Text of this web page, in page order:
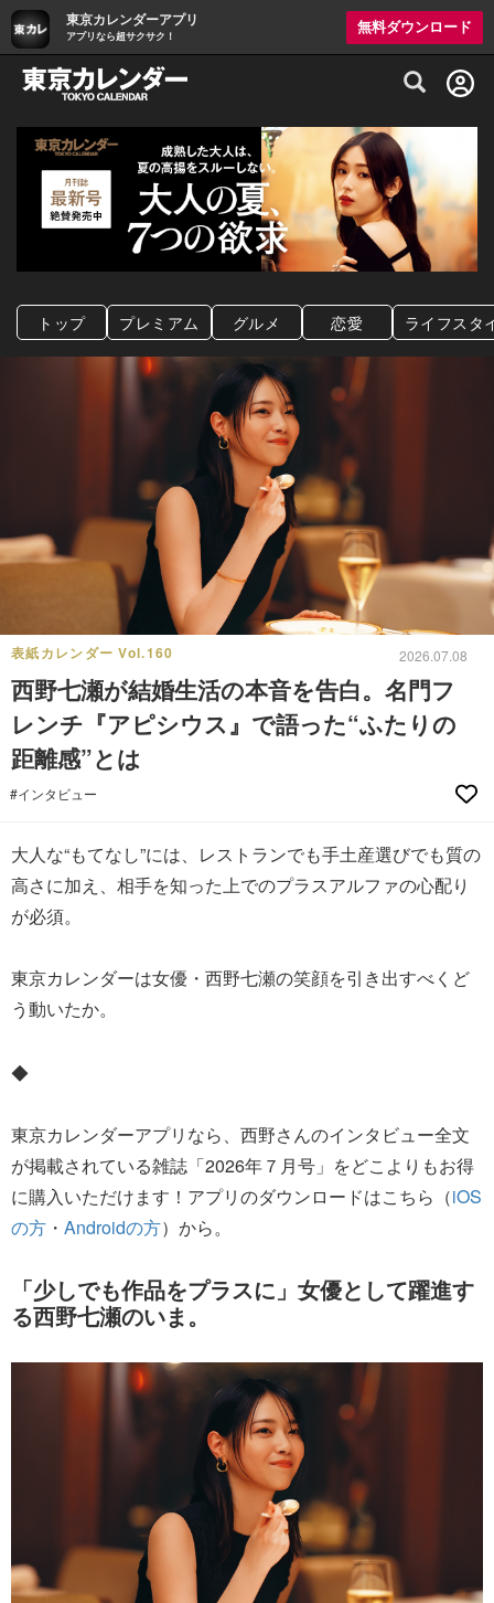
東京カレンダーアプリ
アプリなら超サクサク！
無料ダウンロード
グルメ情報・プレミアムレストラン予約
トップ プレミアム グルメ 恋愛 ライフスタ
表紙カレンダー Vol.160 2026.07.08
西野七瀬が結婚生活の本音を告白。名門フ
レンチ『アピシウス』で語った“ふたりの
距離感”とは
#インタビュー
大人な“もてなし”には、レストランでも手土産選びでも質の
高さに加え、相手を知った上でのプラスアルファの心配り
が必須。
東京カレンダーは女優・西野七瀬の笑顔を引き出すべくど
う動いたか。
◆
東京カレンダーアプリなら、西野さんのインタビュー全文
が掲載されている雑誌「2026年７月号」をどこよりもお得
に購入いただけます！アプリのダウンロードはこちら（iOS
の方 ・ Androidの方）から。
「少しでも作品をプラスに」女優として躍進す
る西野七瀬のいま。